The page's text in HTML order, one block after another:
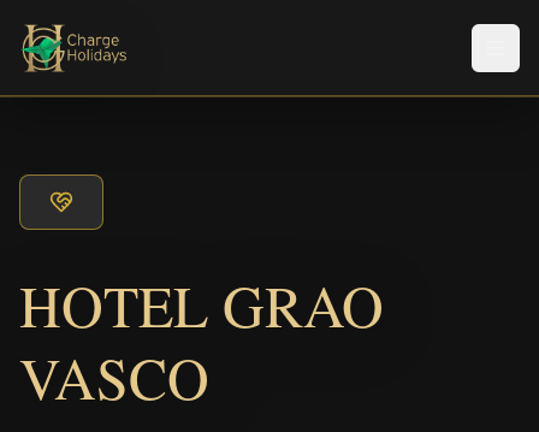
HOTEL GRAO
VASCO